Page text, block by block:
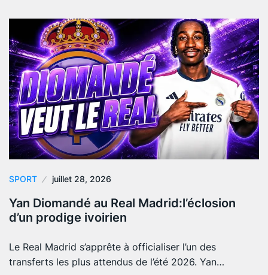
SPORT juillet 28, 2026
Yan Diomandé au Real Madrid:l’éclosion
d’un prodige ivoirien
Le Real Madrid s’apprête à officialiser l’un des
transferts les plus attendus de l’été 2026. Yan…